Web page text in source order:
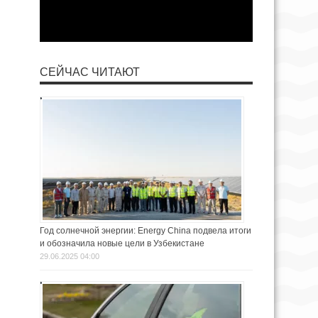
СЕЙЧАС ЧИТАЮТ
Год солнечной энергии: Energy China подвела итоги
и обозначила новые цели в Узбекистане
29.06.2025 04:00